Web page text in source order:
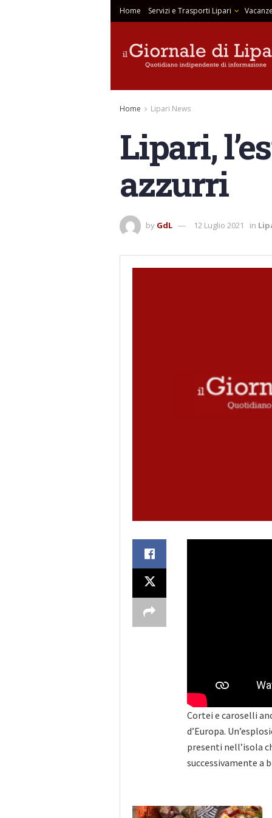
Home Servizi e Trasporti Lipari
Home Lipari News
Lipari,
azzurri
by GdL 12 Luglio 2021 in
Cortei e caroselli
d’Europa.
presenti nell’isola
successivamente a